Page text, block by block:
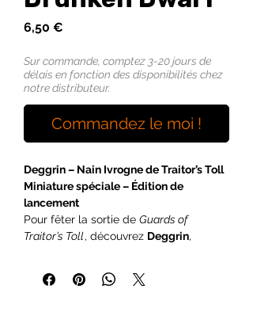
6,50 €
Sur commande, comptez 3-20 jours de
délais en fonction des disponibilités chez
notre distributeur.
Commandez le moi !
Deggrin – Nain Ivrogne de Traitor’s Toll
Miniature spéciale – Édition de
lancement
Pour fêter la sortie de Guards of
Traitor’s Toll, découvrez Deggrin,
pour sa passion inébranlable des
tavernes locales. Toujours prêt pour